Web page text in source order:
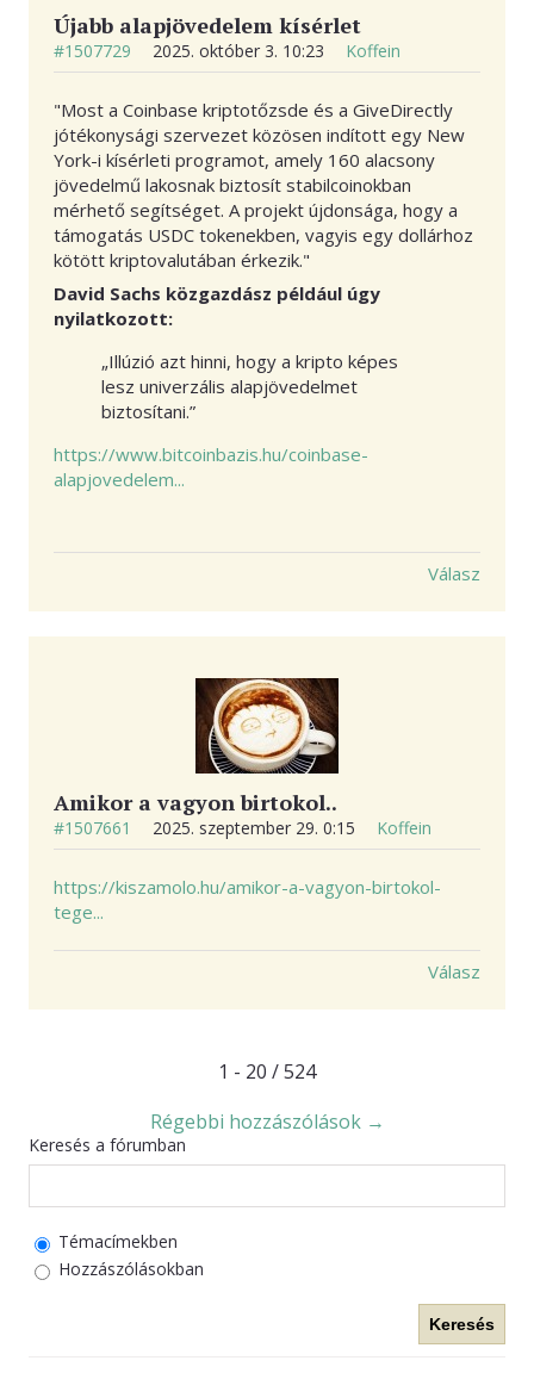
Újabb alapjövedelem kísérlet
#1507729 2025. október 3. 10:23 Koffein
"Most a Coinbase kriptotőzsde és a GiveDirectly
jótékonysági szervezet közösen indított egy New
York-i kísérleti programot, amely 160 alacsony
jövedelmű lakosnak biztosít stabilcoinokban
mérhető segítséget. A projekt újdonsága, hogy a
támogatás USDC tokenekben, vagyis egy dollárhoz
kötött kriptovalutában érkezik."
David Sachs közgazdász például úgy
nyilatkozott:
„Illúzió azt hinni, hogy a kripto képes
lesz univerzális alapjövedelmet
biztosítani.”
https://www.bitcoinbazis.hu/coinbase-
alapjovedelem...
Válasz
Amikor a vagyon birtokol..
#1507661 2025. szeptember 29. 0:15 Koffein
https://kiszamolo.hu/amikor-a-vagyon-birtokol-
tege...
Válasz
1 - 20 / 524
Régebbi hozzászólások →
Keresés a fórumban
Témacímekben
Hozzászólásokban
Keresés